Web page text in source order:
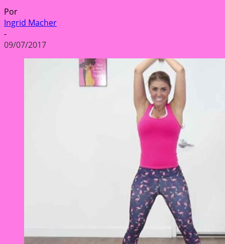
Por
Ingrid Macher
-
09/07/2017